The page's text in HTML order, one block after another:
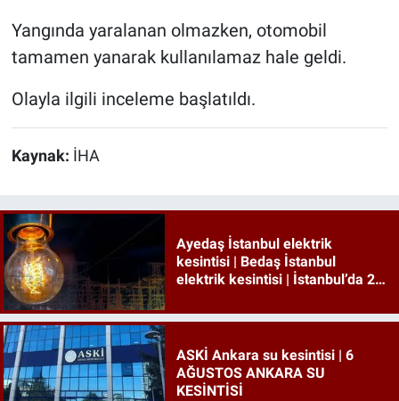
Yangında yaralanan olmazken, otomobil
tamamen yanarak kullanılamaz hale geldi.
Olayla ilgili inceleme başlatıldı.
Kaynak: İHA
Ayedaş İstanbul elektrik
kesintisi | Bedaş İstanbul
elektrik kesintisi | İstanbul’da 21
ASKİ Ankara su kesintisi | 6
AĞUSTOS ANKARA SU
KESİNTİSİ